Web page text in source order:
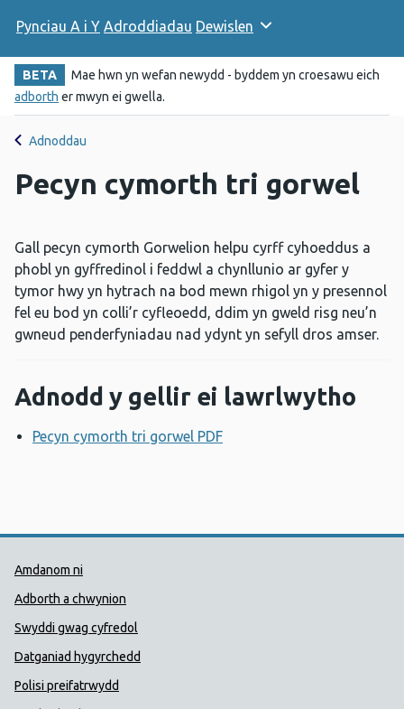
Pynciau A i Y Adroddiadau Dewislen
BETA
Mae hwn yn wefan newydd - byddem yn croesawu eich
adborth er mwyn ei gwella.
Adnoddau
Pecyn cymorth tri gorwel
Gall pecyn cymorth Gorwelion helpu cyrff cyhoeddus a
phobl yn gyffredinol i feddwl a chynllunio ar gyfer y
tymor hwy yn hytrach na bod mewn rhigol yn y presennol
fel eu bod yn colli’r cyfleoedd, ddim yn gweld risg neu’n
gwneud penderfyniadau nad ydynt yn sefyll dros amser.
Adnodd y gellir ei lawrlwytho
Pecyn cymorth tri gorwel PDF
Dolenni Cymorth Iechyd
Amdanom ni
Adborth a chwynion
Swyddi gwag cyfredol
Datganiad hygyrchedd
Polisi preifatrwydd